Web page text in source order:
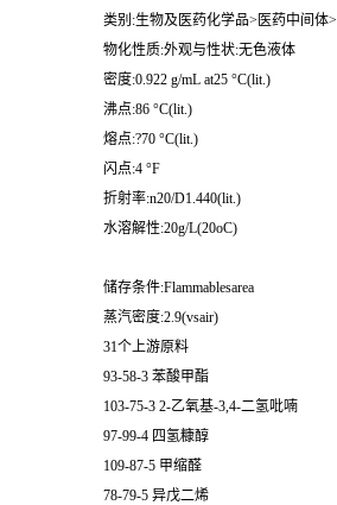
类别:生物及医药化学品>医药中间体>
物化性质:外观与性状:无色液体
密度:0.922 g/mL at25 °C(lit.)
沸点:86 °C(lit.)
熔点:?70 °C(lit.)
闪点:4 °F
折射率:n20/D1.440(lit.)
水溶解性:20g/L(20oC)
储存条件:Flammablesarea
蒸汽密度:2.9(vsair)
31个上游原料
93-58-3 苯酸甲酯
103-75-3 2-乙氧基-3,4-二氢吡喃
97-99-4 四氢糠醇
109-87-5 甲缩醛
78-79-5 异戊二烯